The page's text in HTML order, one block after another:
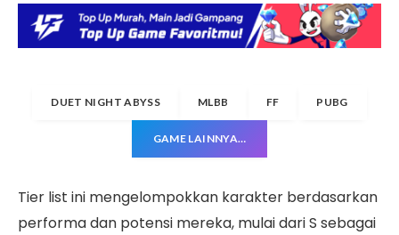
DUET NIGHT ABYSS MLBB FF PUBG
GAME LAINNYA…
Tier list ini mengelompokkan karakter berdasarkan
performa dan potensi mereka, mulai dari S sebagai